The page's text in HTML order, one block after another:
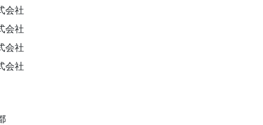
会社
会社
会社
会社